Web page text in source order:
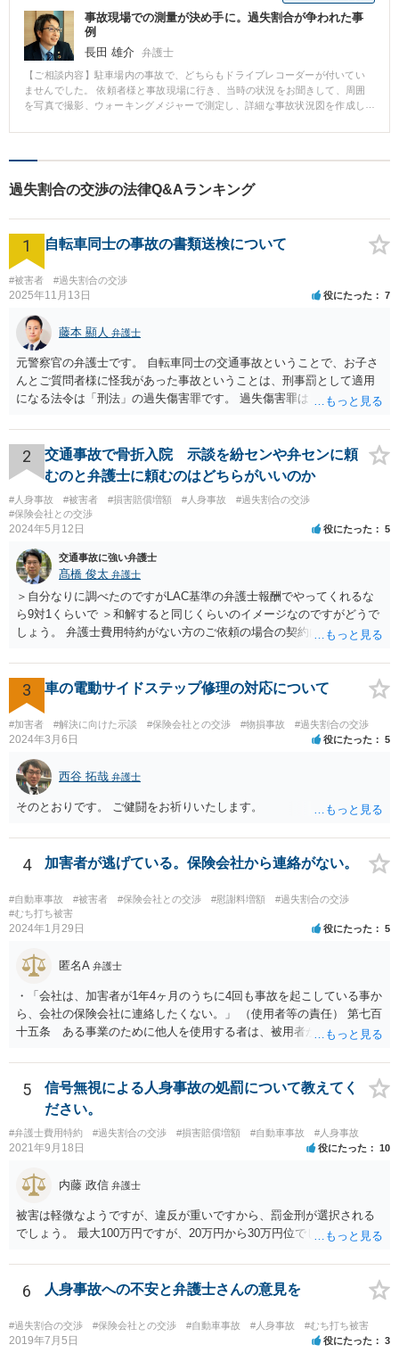
事故現場での測量が決め手に。過失割合が争われた事
例
長田 雄介 弁護士
【ご相談内容】駐車場内の事故で、どちらもドライブレコーダーが付いてい
ませんでした。 依頼者様と事故現場に行き、当時の状況をお聞きして、周囲
を写真で撮影、ウォーキングメジャーで測定し、詳細な事故状況図を作成し
社に提出した事故状況図が不自然であり、事故前後での車両の移動のさせ方
に事故の記憶が新しいうちに弁護士に相談し、証拠を残すことが重要です。
過失割合の交渉の法律Q&Aランキング
1 自転車同士の事故の書類送検について
#被害者 #過失割合の交渉
2025年11月13日 役にたった 7
藤本 顯人 弁護士
元警察官の弁護士です。 自転車同士の交通事故ということで、お子さ
んとご質問者様に怪我があった事故ということは、刑事罰として適用
になる法令は「刑法」の過失傷害罪です。 過失傷害罪は、親告罪と言
とは異なるものです。 今回の事故で、ご質問者様は、相手方を処罰し
たいということで、ご自身の怪我とお子さんの怪我について、過失傷
害として、告訴状を警察に出したものと思います。それであれば、相
手方については処罰されます。 他方で、怪我のない相手方は、自らの
怪我についての告訴については、相手方がご質問者様に対してするこ
とはできません。また、お子さんやご質問者様の怪我についての告訴
害者の法定代理人（お子さんの親権者）だからです。 そうすると、ご
質問者様の事件（お子さんに対する過失傷害罪）も検察に送致される
というのはちょっと疑問が湧くところです。 というのも、お子さんや
ご質問者様あるいは他の親権者様が、ご質問者様を処罰するためにわ
ざわざ告訴状を出すのか？という疑問があるためです。 どういう理由
の交通違反で送致ということ（例えば信号無視など）が想定されます
が、そういった事情もないようなので、やはり確認した方が良いと思
います。
2
交通事故で骨折入院 示談を紛センや弁センに頼
むのと弁護士に頼むのはどちらがいいのか
#人身事故 #被害者 #損害賠償増額 #人身事故
#過失割合の交渉
#保険会社との交渉
2024年5月12日 役にたった 5
交通事故に強い弁護士
髙橋 俊太 弁護士
＞自分なりに調べたのですがLAC基準の弁護士報酬でやってくれるな
ら9対1くらいで ＞和解すると同じくらいのイメージなのですがどうで
しょう。 弁護士費用特約がない方のご依頼の場合の契約内容などは各
ンで最初から10対0を主張したり期待するのは難しいのでしょうか。
＞1か2は譲らないとセンターとしても無理とかやりたくないとかある
のでしょうか。 私見では、そのようなことはないように思います。紛
セン等においても、基本的には、損害論も責任論も裁判所と同じよう
な視点で解決が目指されることになります。
3 車の電動サイドステップ修理の対応について
#加害者 #解決に向けた示談 #保険会社との交渉 #物損事故 #過失割合の交渉
2024年3月6日 役にたった 5
西谷 拓哉 弁護士
そのとおりです。 ご健闘をお祈りいたします。
4 加害者が逃げている。保険会社から連絡がない。
#自動車事故 #被害者 #保険会社との交渉 #慰謝料増額
#過失割合の交渉
#むち打ち被害
2024年1月29日 役にたった 5
匿名A 弁護士
・「会社は、加害者が1年4ヶ月のうちに4回も事故を起こしている事か
ら、会社の保険会社に連絡したくない。」 （使用者等の責任） 第七百
十五条 ある事業のために他人を使用する者は、被用者がその事業の
用者が被用者の選任及びその事業の監督について相当の注意をしたと
き、又は相当の注意をしても損害が生ずべきであったときは、この限
りでない。 会社側の言い分に付き合わず、会社側への請求をお考えな
さったほうがよろしいかもしれません。加害ドライバーの任意保険が
本件に使えるか、使おうとするかが定かではありませんので。「1年4
ヶ月のうちに4回も事故」の事実は、会社から加害ドライバーへの責任
転嫁のような発言ですが、上記ただし書との関連で言えば、会社側が
「相当の注意」をしていなかった証左でしょう。 今後の対応ですが、
事故証明書を速やかに取得すべきです。 病院で治療を受ける際、第三
者行為による傷病届を出す必要があります。 最終的にどこまで認めら
れるかという問題はありますが、事故後に事故に関連した支出に関し
ては、領収書をもらい保存しておきましょう。
5
信号無視による人身事故の処罰について教えてく
ださい。
#弁護士費用特約 #過失割合の交渉 #損害賠償増額 #自動車事故 #人身事故
2021年9月18日 役にたった 10
内藤 政信 弁護士
被害は軽微なようですが、違反が重いですから、罰金刑が選択される
でしょう。 最大100万円ですが、20万円から30万円位でしょうか。
6 人身事故への不安と弁護士さんの意見を
#過失割合の交渉 #保険会社との交渉 #自動車事故 #人身事故 #むち打ち被害
2019年7月5日 役にたった 3